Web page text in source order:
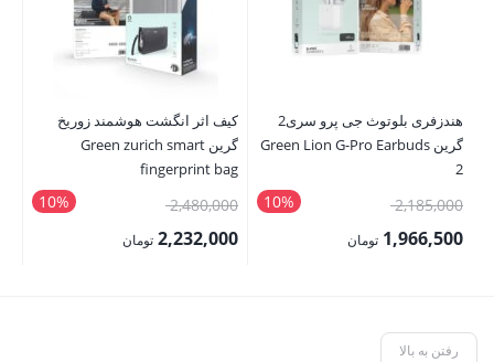
هندزفری بلوتوث جی پرو سری2
گرین Green Lion G-Pro Earbuds
2
10% 2,185,000قیمت
اصلی:1,966,500 تومان
1,966,500 تومان.
کیف اثر انگشت هوشمند زوریخ
گرین Green zurich smart
fingerprint bag
10% 2,480,000قیمت
اصلی:2,232,000 تومان
رفتن به بالا